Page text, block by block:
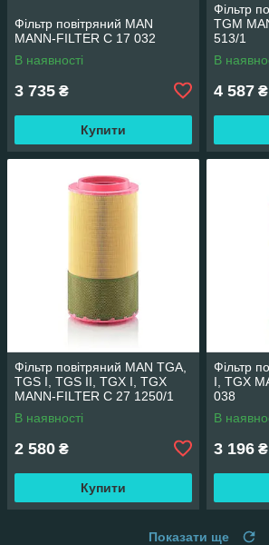
Фільтр повітряний MAN
MANN-FILTER C 17 032
В наявності
3 735 ₴
Купити
Фільтр
TGM
513/1
В
4 587 ₴
Фільтр повітряний MAN TGA,
TGS I, TGS II, TGX I, TGX
MANN-FILTER C 27 1250/1
В наявності
2 580 ₴
Купити
Фільтр
I, TGX
038
В
3 196 ₴
Показати ще